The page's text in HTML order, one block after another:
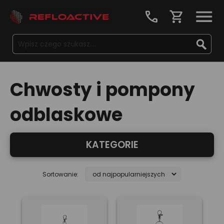
call shopping_cart
Chwosty i pompony
odblaskowe
KATEGORIE
Sortowanie: